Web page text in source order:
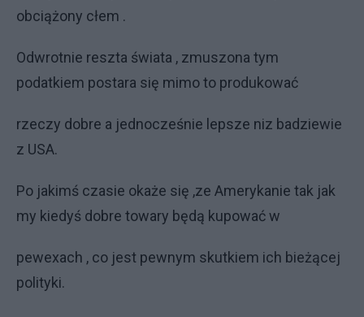
obciążony cłem .
Odwrotnie reszta świata , zmuszona tym
podatkiem postara się mimo to produkować
rzeczy dobre a jednocześnie lepsze niz badziewie
z USA.
Po jakimś czasie okaże się ,ze Amerykanie tak jak
my kiedyś dobre towary będą kupować w
pewexach , co jest pewnym skutkiem ich bieżącej
polityki.